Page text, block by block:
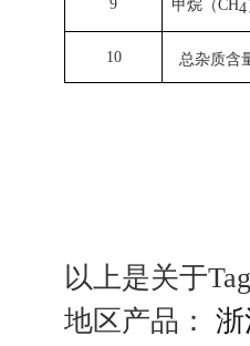
9 甲烷（CH4
10 总杂质含
以上是关于
地区产品：